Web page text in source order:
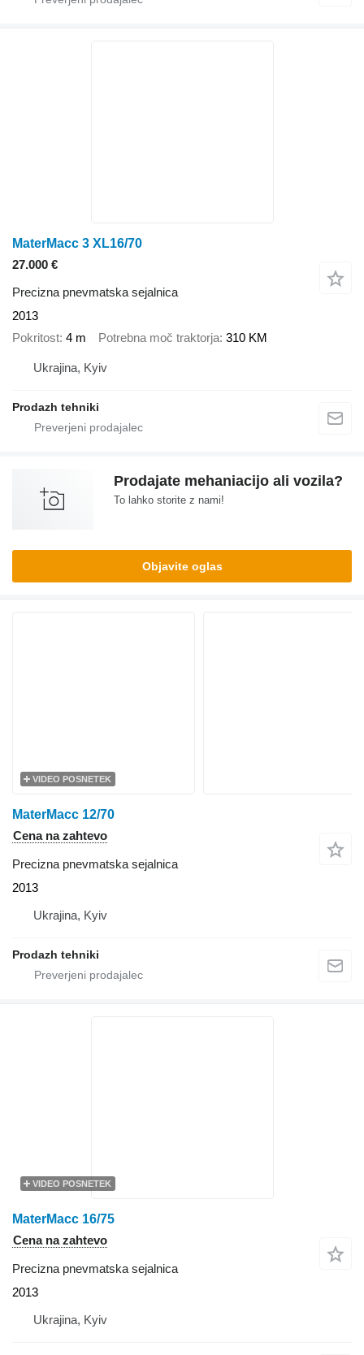
MaterMacc 3 XL16/70
27.000 €
Precizna pnevmatska sejalnica
2013
Pokritost 4 m Potrebna moč traktorja 310 KM
Ukrajina, Kyiv
Prodazh tehniki
Prodajate mehaniacijo ali vozila?
To lahko storite z nami!
Objavite oglas
VIDEO POSNETEK
MaterMacc 12/70
Cena na zahtevo
Precizna pnevmatska sejalnica
2013
Ukrajina, Kyiv
Prodazh tehniki
VIDEO POSNETEK
MaterMacc 16/75
Cena na zahtevo
Precizna pnevmatska sejalnica
2013
Ukrajina, Kyiv